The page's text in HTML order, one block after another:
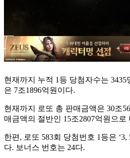
현재까지 누적 1등 당첨자수는
은 7조1896억원이다.
현재까지 로또 총 판매금액은 30조
매금액의 절반인 15조2807억원으로
한편, 로또 583회 당첨번호 1등은 ‘3,
다. 보너스 번호는 24다.